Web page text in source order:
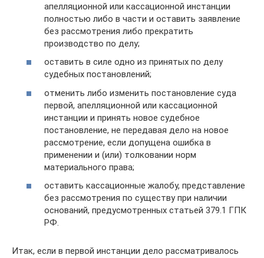
апелляционной или кассационной инстанции
полностью либо в части и оставить заявление
без рассмотрения либо прекратить
производство по делу;
оставить в силе одно из принятых по делу
судебных постановлений;
отменить либо изменить постановление суда
первой, апелляционной или кассационной
инстанции и принять новое судебное
постановление, не передавая дело на новое
рассмотрение, если допущена ошибка в
применении и (или) толковании норм
материального права;
оставить кассационные жалобу, представление
без рассмотрения по существу при наличии
оснований, предусмотренных статьей 379.1 ГПК
РФ.
Итак, если в первой инстанции дело рассматривалось